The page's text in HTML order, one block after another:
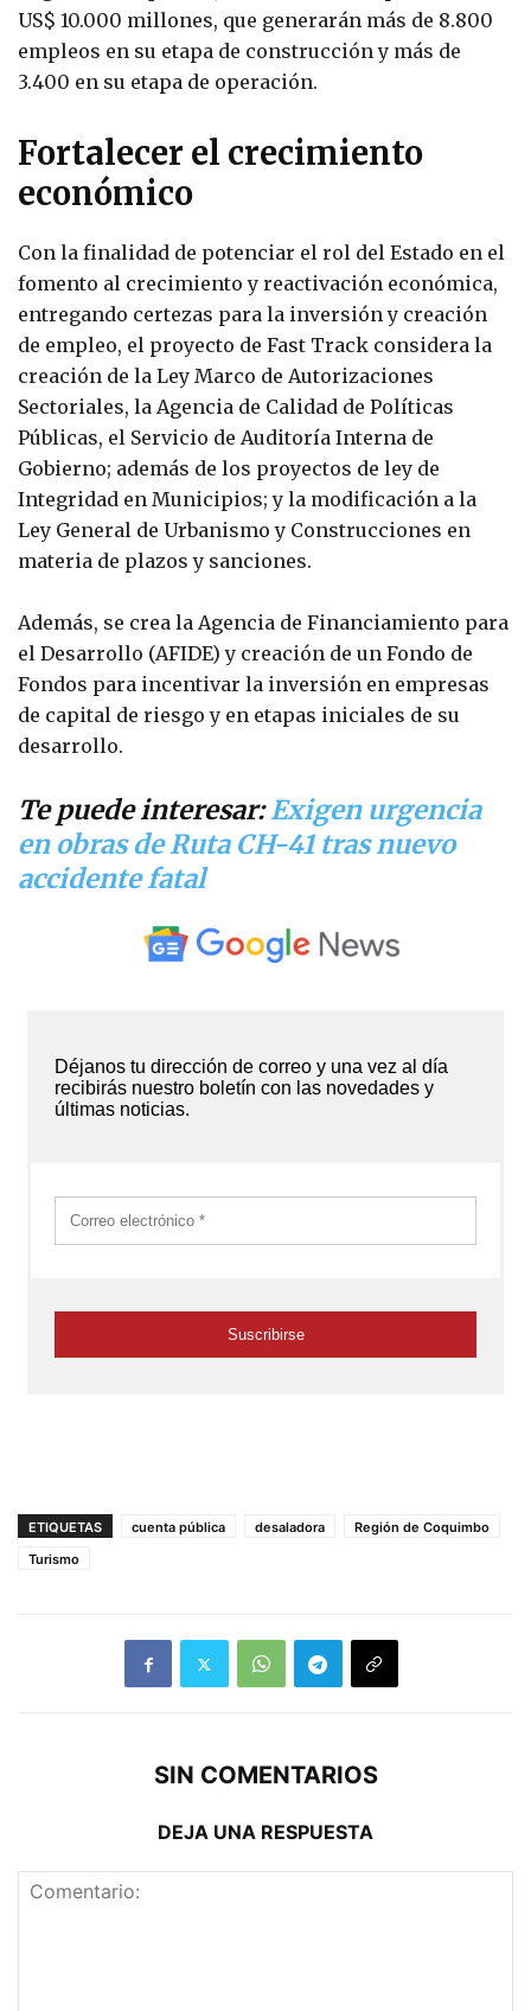
US$ 10.000 millones, que generarán más de 8.800
empleos en su etapa de construcción y más de
3.400 en su etapa de operación.
Fortalecer el crecimiento
económico
Con la finalidad de potenciar el rol del Estado en el
fomento al crecimiento y reactivación económica,
entregando certezas para la inversión y creación
de empleo, el proyecto de Fast Track considera la
creación de la Ley Marco de Autorizaciones
Sectoriales, la Agencia de Calidad de Políticas
Públicas, el Servicio de Auditoría Interna de
Gobierno; además de los proyectos de ley de
Integridad en Municipios; y la modificación a la
Ley General de Urbanismo y Construcciones en
materia de plazos y sanciones.
Además, se crea la Agencia de Financiamiento para
el Desarrollo (AFIDE) y creación de un Fondo de
Fondos para incentivar la inversión en empresas
de capital de riesgo y en etapas iniciales de su
desarrollo.
Te puede interesar:Exigen urgencia
en obras de Ruta CH-41 tras nuevo
accidente fatal
ETIQUETAS cuenta pública desaladora
Región de Coquimbo
Turismo
SIN COMENTARIOS
DEJA UNA RESPUESTA